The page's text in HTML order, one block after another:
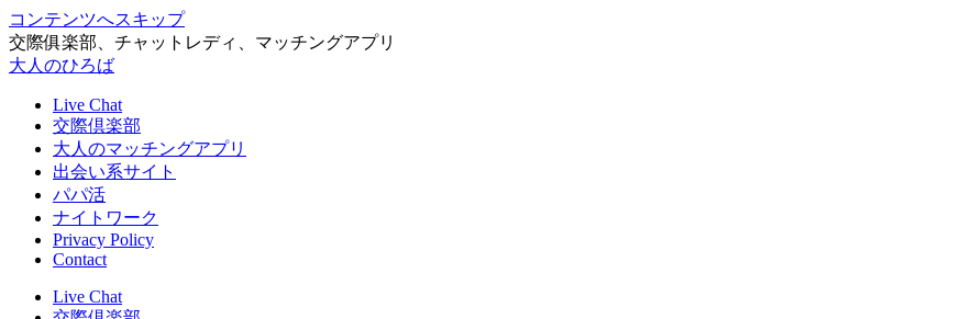
コンテンツへスキップ
交際俱楽部、チャットレディ、マッチングアプリ
大人のひろば
Live Chat
交際倶楽部
大人のマッチングアプリ
出会い系サイト
パパ活
ナイトワーク
Privacy Policy
Contact
Live Chat